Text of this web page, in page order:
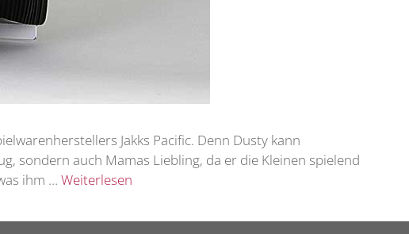
Jakks Pacific. Denn Dusty kann
sondern auch Mamas Liebling, da er die Kleinen spielend
ihm … Weiterlesen